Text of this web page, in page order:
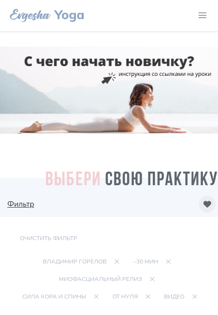
ВЫБЕРИ СВОЮ ПРАКТИКУ
Фильтр
ОЧИСТИТЬ ФИЛЬТР
ВЛАДИМИР ГОРЕЛОВ ~30 МИН
МИОФАСЦИАЛЬНЫЙ РЕЛИЗ
СИЛА КОРА И СПИНЫ ОТ НУЛЯ ВИДЕО